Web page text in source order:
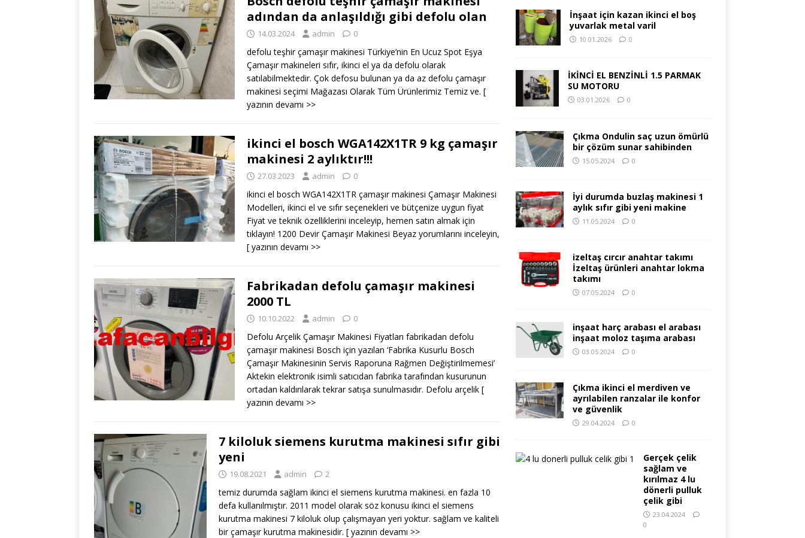
adından da anlaşıldığı gibi defolu olan
14.03.2024 admin 0
defolu teşhir çamaşır makinesi Türkiye’nin En Ucuz Spot Eşya
Çamaşır makineleri sıfır, ikinci el ya da defolu olarak
satılabilmektedir. Çok defosu bulunan ya da az defolu çamaşır
makinesi seçimi Mağazası Olarak Tüm Ürünlerimiz Temiz ve. [
yazının devamı >>
ikinci el bosch WGA142X1TR 9 kg çamaşır
makinesi 2 aylıktır!!!
27.03.2023 admin 0
ikinci el bosch WGA142X1TR çamaşır makinesi Çamaşır Makinesi
Modelleri, ikinci el ve sıfır seçenekleri ve bütçenize uygun fiyat
Fiyat ve teknik özelliklerini inceleyip, hemen satın almak için
tıklayın! 1200 Devir Çamaşır Makinesi Beyaz yorumlarını inceleyin,
[ yazının devamı >>
Fabrikadan defolu çamaşır makinesi
2000 TL
10.10.2022 admin 0
Defolu Arçelik Çamaşır Makinesi Fiyatları fabrikadan defolu
çamaşır makinesi Bosch için yazılan ‘Fabrika Kusurlu Bosch
Çamaşır Makinesinin Servis Raporuna Rağmen Değiştirilmemesi’
Aktekin elektronik isimli satıcıdan fabrika tarafından kusurunun
ortadan kaldırılarak tekrar satışa sunulmasıdır. Defolu arçelik [
yazının devamı >>
7 kiloluk siemens kurutma makinesi sıfır gibi
yeni
19.08.2021 admin 2
temiz durumda sağlam ikinci el siemens kurutma makinesi. en fazla 10
defa kullanılmıştır. 2011 model olarak söz konusu ikinci el siemens
kurutma makinesi 7 kiloluk olup çalışmayan yeri yoktur. sağlam ve kaliteli
bir çamaşır kurutma makinesidir. [ yazının devamı >>
İnşaat için kazan ikinci el boş
yuvarlak metal varil
10.01.2026 0
İKİNCİ EL BENZİNLİ 1.5 PARMAK
SU MOTORU
03.01.2026 0
Çıkma Ondulin saç uzun ömürlü
bir çözüm sunar sahibinden
15.05.2024 0
İyi durumda buzlaş makinesi 1
aylık sıfır gibi yeni makine
11.05.2024 0
izeltaş cırcır anahtar takımı
İzeltaş ürünleri anahtar lokma
takımı
07.05.2024 0
inşaat harç arabası el arabası
inşaat moloz taşıma arabası
03.05.2024 0
Çıkma ikinci el merdiven ve
ayrılabilen ranzalar ile konfor
ve güvenlik
29.04.2024 0
Gerçek çelik
sağlam ve
kırılmaz 4 lu
dönerli pulluk
çelik gibi
23.04.2024
0